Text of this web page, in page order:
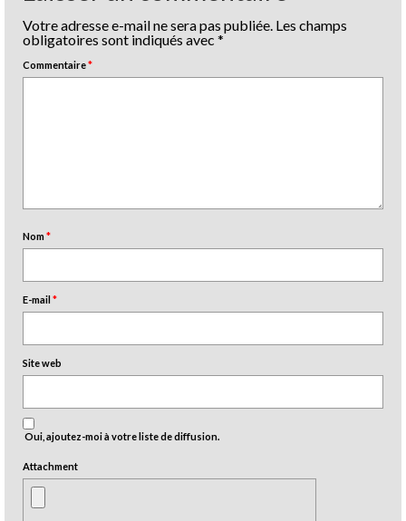
Votre adresse e-mail ne sera pas publiée. Les champs
obligatoires sont indiqués avec *
Commentaire*
Nom*
E-mail*
Site web
Oui, ajoutez-moi à votre liste de diffusion.
Attachment